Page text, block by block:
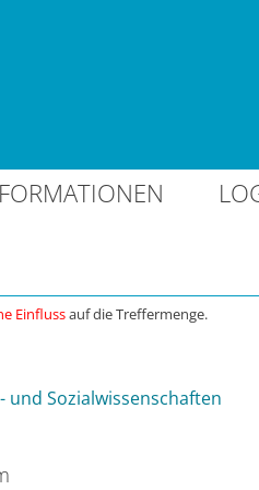
Einflussauf die Treffermenge.
und Sozialwissenschaften